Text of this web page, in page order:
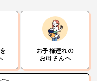
お子様連れの
お母さんへ